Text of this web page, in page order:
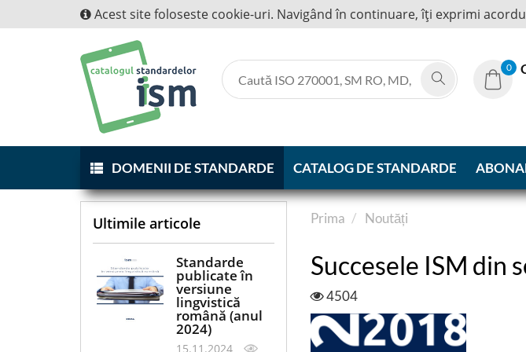
Acest site foloseste cookie-uri. Navigând în continuare, îţi exprimi
0
DOMENII DE STANDARDE CATALOG DE STANDARDE
Ultimile articole
Standarde
publicate în
versiune
lingvistică
română (anul
2024)
15.11.2024
Prima Noutăți
Succesele ISM din
4504